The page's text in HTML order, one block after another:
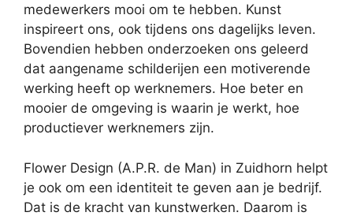
medewerkers mooi om te hebben. Kunst
inspireert ons, ook tijdens ons dagelijks leven.
Bovendien hebben onderzoeken ons geleerd
dat aangename schilderijen een motiverende
werking heeft op werknemers. Hoe beter en
mooier de omgeving is waarin je werkt, hoe
productiever werknemers zijn.
Flower Design (A.P.R. de Man) in Zuidhorn helpt
je ook om een identiteit te geven aan je bedrijf.
Dat is de kracht van kunstwerken. Daarom is